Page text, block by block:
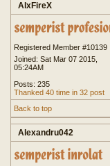
AlxFireX
Registered Member #10139
Joined: Sat Mar 07 2015,
05:24AM
Posts: 235
Thanked 40 time in 32 post
Back to top
Alexandru042